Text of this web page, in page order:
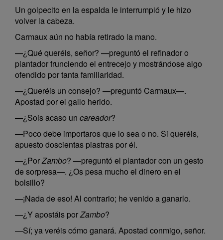
Un golpecito en la espalda le interrumpió y le hizo
volver la cabeza.
Carmaux aún no había retirado la mano.
—¿Qué queréis, señor? —preguntó el refinador o
plantador frunciendo el entrecejo y mostrándose algo
ofendido por tanta familiaridad.
—¿Queréis un consejo? —preguntó Carmaux—.
Apostad por el gallo herido.
—¿Sois acaso un careador?
—Poco debe importaros que lo sea o no. Si queréis,
apuesto doscientas piastras por él.
—¿PorZambo? —preguntó el plantador con un gesto
de sorpresa—. ¿Os pesa mucho el dinero en el
bolsillo?
—¡Nada de eso! Al contrario; he venido a ganarlo.
—¿Y apostáis porZambo?
—Sí; ya veréis cómo ganará. Apostad conmigo, señor.